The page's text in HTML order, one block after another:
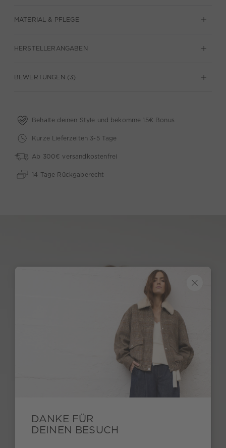
MATERIAL & PFLEGE
HERSTELLERANGABEN
BEWERTUNGEN (3)
Behalte deinen Style und bekomme 15€ Bonus
Kurze Lieferzeiten 3-5 Tage
Ab 300€ versandkostenfrei
14 Tage Rückgaberecht
DANKE FÜR
DEINEN BESUCH